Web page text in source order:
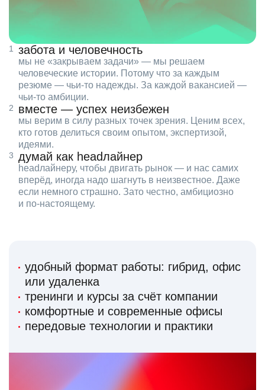
забота и человечность
мы не «закрываем задачи» — мы решаем
человеческие истории. Потому что за каждым
резюме — чьи‑то надежды. За каждой вакансией —
чьи‑то амбиции.
вместе — успех неизбежен
мы верим в силу разных точек зрения. Ценим всех,
кто готов делиться своим опытом, экспертизой,
идеями.
думай как headлайнер
headлайнеру, чтобы двигать рынок — и нас самих
вперёд, иногда надо шагнуть в неизвестное. Даже
если немного страшно. Зато честно, амбициозно
и по‑настоящему.
удобный формат работы: гибрид, офис
или удаленка
тренинги и курсы за счёт компании
комфортные и современные офисы
передовые технологии и практики